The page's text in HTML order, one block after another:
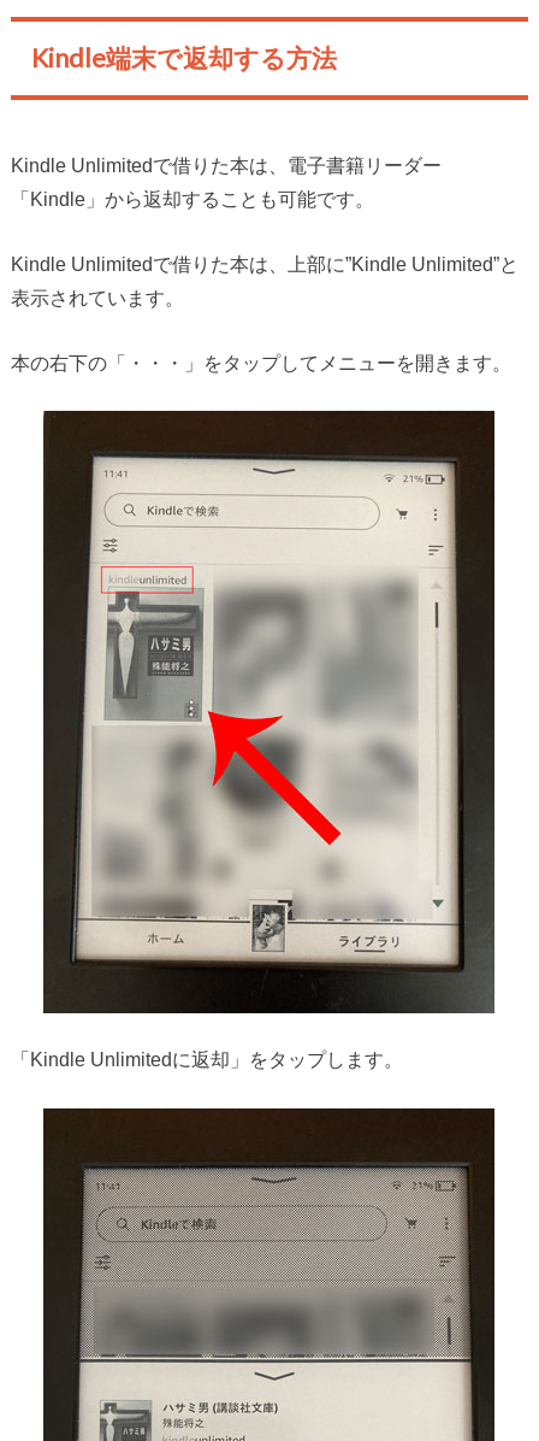
Kindle端末で返却する方法
Kindle Unlimitedで借りた本は、電子書籍リーダー
「Kindle」から返却することも可能です。
Kindle Unlimitedで借りた本は、上部に”Kindle Unlimited”と
表示されています。
本の右下の「・・・」をタップしてメニューを開きます。
「Kindle Unlimitedに返却」をタップします。